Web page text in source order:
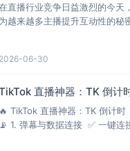
直播行业竞争日益激烈的今天
为越来越多主播提升互动性的秘
2026-06-30
直播神器：TK 倒计
🔥 TikTok 直播神器：TK 倒计
📡 1. 弹幕与数